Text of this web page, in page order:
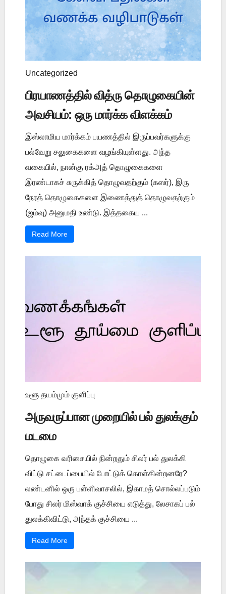
Uncategorized
பிரயாணத்தில் வித்ரு தொழுகையின்
அவசியம்: ஒரு மார்க்க விளக்கம்
இஸ்லாமிய மார்க்கம் பயணத்தில் இருப்பவர்களுக்கு
பல்வேறு சலுகைகளை வழங்கியுள்ளது. அந்த
வகையில், நான்கு ரக்அத் தொழுகைகளை
இரண்டாகச் சுருக்கித் தொழுவதற்கும் (கஸர்), இரு
நேரத் தொழுகைகளை இணைத்துத் தொழுவதற்கும்
(ஜம்வு) அனுமதி உண்டு. இத்தகைய ...
Read More
உளூ தயம்மும் குளிப்பு
அருவருப்பான முறையில் பல் துலக்கும்
மடமை
தொழுகை வரிசையில் நின்றதும் சிலர் பல் துலக்கி
விட்டு சட்டைப்பையில் போட்டுக் கொள்கின்றனரே?
லண்டனில் ஒரு பள்ளிவாசலில், இகாமத் சொல்லப்படும்
போது சிலர் மிஸ்வாக் குச்சியை எடுத்து, லேசாகப் பல்
துலக்கிவிட்டு, அந்தக் குச்சியை ...
Read More